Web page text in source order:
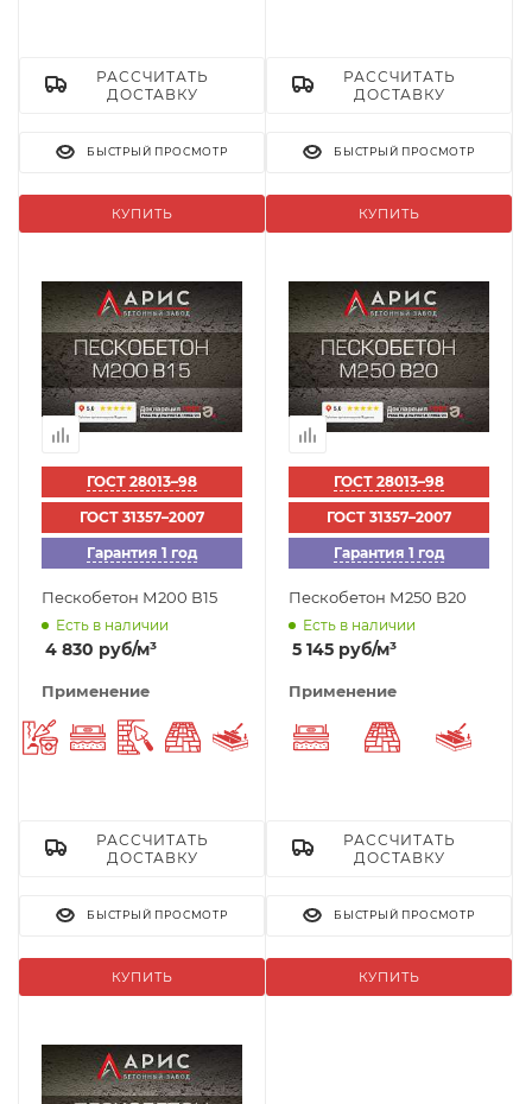
КУПИТЬ
РАССЧИТАТЬ
ДОСТАВКУ
БЫСТРЫЙ ПРОСМОТР
КУПИТЬ
РАССЧИТАТЬ
ДОСТАВКУ
БЫСТРЫЙ ПРОСМОТР
ГОСТ 28013–98
ГОСТ 31357–2007
Гарантия 1 год
Пескобетон М200 В15
Есть в наличии
4 830 руб/м³
Применение
Ремонтный раствор
Выравнивающий слой
ШтукатуркаУкладка тротуарной плитки
Стяжка пола
КУПИТЬ
РАССЧИТАТЬ
ДОСТАВКУ
БЫСТРЫЙ ПРОСМОТР
ГОСТ 28013–98
ГОСТ 31357–2007
Гарантия 1 год
Пескобетон М250 В20
Есть в наличии
5 145 руб/м³
Применение
Выравнивающий
Укладка
КУПИТЬ
РАССЧИТАТЬ
ДОСТАВКУ
БЫСТРЫЙ ПРОСМОТР